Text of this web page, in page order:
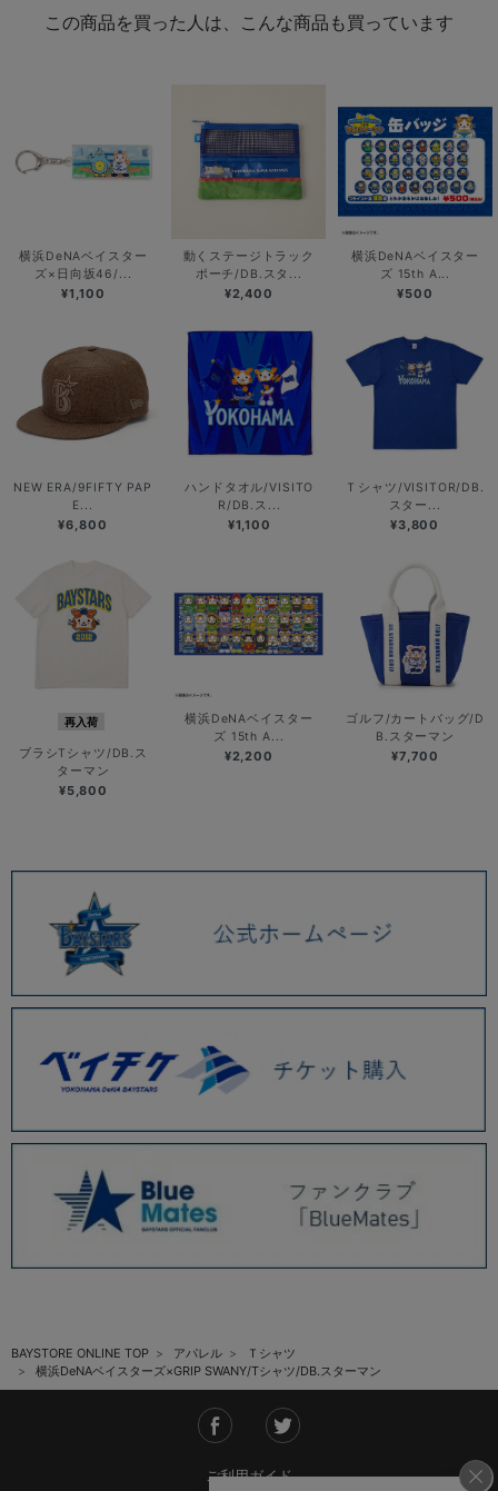
この商品を買った人は、こんな商品も買っています
横浜DeNAベイスター
ズ×日向坂46/...
¥1,100
動くステージトラック
ポーチ/DB.スタ...
¥2,400
横浜DeNAベイスター
ズ 15th A...
¥500
NEW ERA/9FIFTY PAP
E...
¥6,800
ハンドタオル/VISITO
R/DB.ス...
¥1,100
Ｔシャツ/VISITOR/DB.
スター...
¥3,800
再入荷
ブラシTシャツ/DB.ス
ターマン
¥5,800
横浜DeNAベイスター
ズ 15th A...
¥2,200
ゴルフ/カートバッグ/D
B.スターマン
¥7,700
BAYSTORE ONLINE TOP アパレル
Ｔシャツ
横浜DeNAベイスターズ×GRIP SWANY/Tシャツ/DB.スターマン
ご利用ガイド